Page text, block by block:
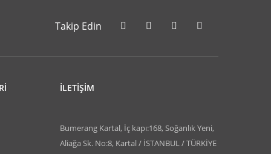
Takip Edin
İLETİŞİM
Bumerang Kartal, İç kapı:168, Soğanlık Yeni,
Aliağa Sk. No:8, Kartal / İSTANBUL / TÜRKİYE